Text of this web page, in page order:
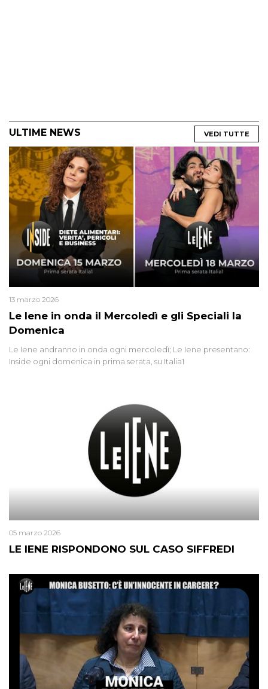
ULTIME NEWS VEDI TUTTE
Le Iene in onda il Mercoledì e gli Speciali la
Domenica
13 marzo 2026
Le Iene andranno in onda ogni mercoledì; Le Iene presentano:
Inside ogni domenica in prima serata, su Italia1
LE IENE RISPONDONO SUL CASO SIFFREDI
05 marzo 2026